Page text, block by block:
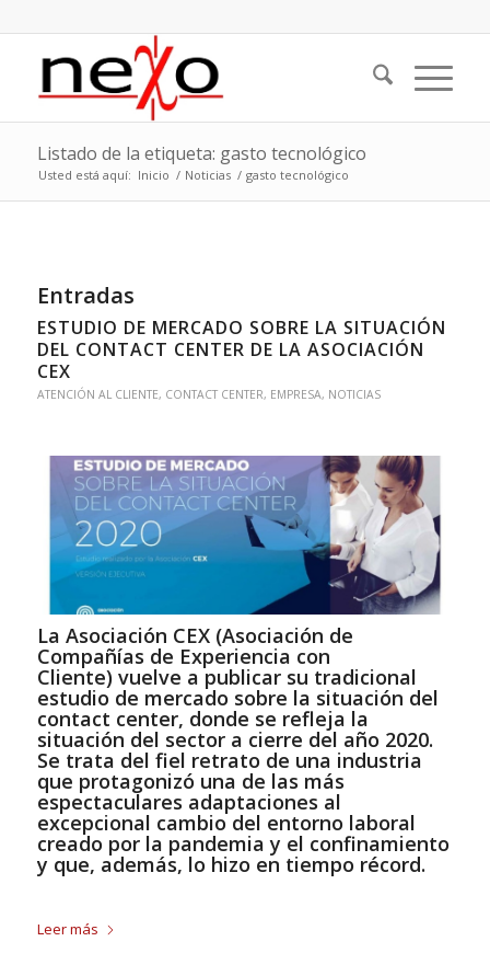
Listado de la etiqueta: gasto tecnológico
Usted está aquí: Inicio / Noticias / gasto tecnológico
Entradas
ESTUDIO DE MERCADO SOBRE LA SITUACIÓN
DEL CONTACT CENTER DE LA ASOCIACIÓN
CEX
ATENCIÓN AL CLIENTE, CONTACT CENTER, EMPRESA, NOTICIAS
La Asociación CEX (Asociación de
Compañías de Experiencia con
Cliente) vuelve a publicar su tradicional
estudio de mercado sobre la situación del
contact center, donde se refleja la
situación del sector a cierre del año 2020.
Se trata del fiel retrato de una industria
que protagonizó una de las más
espectaculares adaptaciones al
excepcional cambio del entorno laboral
creado por la pandemia y el confinamiento
y que, además, lo hizo en tiempo récord.
Leer más